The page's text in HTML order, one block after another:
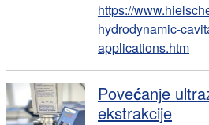
https://
hydrodynamic-
applications.htm
Povećanje
ekstrakcije